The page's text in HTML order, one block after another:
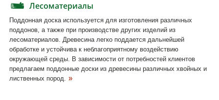
Лесоматериалы
Поддонная доска используется для изготовления различных
поддонов, а также при производстве других изделий из
лесоматериалов. Древесина легко поддается дальнейшей
обработке и устойчива к неблагоприятному воздействию
окружающей среды. В зависимости от потребностей клиентов
предлагаем поддонные доски из древесины различных хвойных и
лиственных пород.